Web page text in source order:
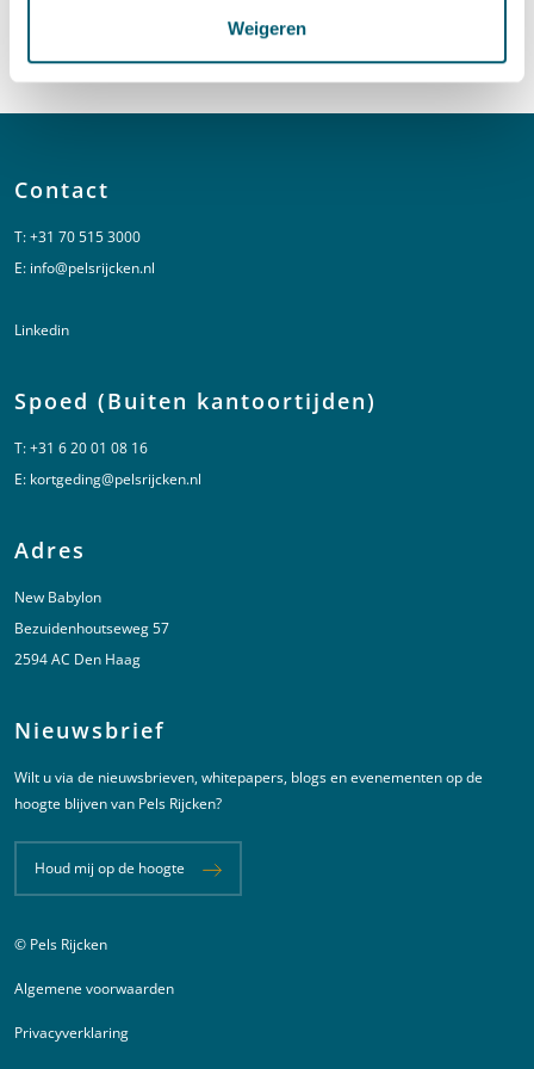
Weigeren
Bel naar Lianne Barnhoorn
LinkedInprofiel van Lianne Barnhoorn
Contact
T:+31 70 515 3000
E: info@pelsrijcken.nl
Linkedin
Spoed (Buiten kantoortijden)
T:+31 6 20 01 08 16
E: kortgeding@pelsrijcken.nl
Adres
New Babylon
Bezuidenhoutseweg 57
2594 AC Den Haag
Nieuwsbrief
Wilt u via de nieuwsbrieven, whitepapers, blogs en evenementen op de
hoogte blijven van Pels Rijcken?
Houd mij op de hoogte
Juridische informatie
© Pels Rijcken
Algemene voorwaarden
Privacyverklaring